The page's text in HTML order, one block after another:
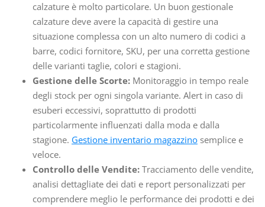
calzature è molto particolare. Un buon gestionale
calzature deve avere la capacità di gestire una
situazione complessa con un alto numero di codici a
barre, codici fornitore, SKU, per una corretta gestione
delle varianti taglie, colori e stagioni.
Gestione delle Scorte: Monitoraggio in tempo reale
degli stock per ogni singola variante. Alert in caso di
esuberi eccessivi, soprattutto di prodotti
particolarmente influenzati dalla moda e dalla
stagione. Gestione inventario magazzino semplice e
veloce.
Controllo delle Vendite: Tracciamento delle vendite,
analisi dettagliate dei dati e report personalizzati per
comprendere meglio le performance dei prodotti e dei